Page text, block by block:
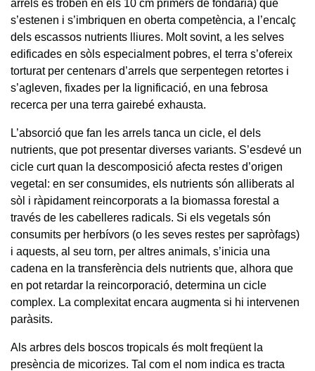
arrels es troben en els 10 cm primers de fondària) que
s’estenen i s’imbriquen en oberta competència, a l’encalç
dels escassos nutrients lliures. Molt sovint, a les selves
edificades en sòls especialment pobres, el terra s’ofereix
torturat per centenars d’arrels que serpentegen retortes i
s’agleven, fixades per la lignificació, en una febrosa
recerca per una terra gairebé exhausta.
L’absorció que fan les arrels tanca un cicle, el dels
nutrients, que pot presentar diverses variants. S’esdevé un
cicle curt quan la descomposició afecta restes d’origen
vegetal: en ser consumides, els nutrients són alliberats al
sòl i ràpidament reincorporats a la biomassa forestal a
través de les cabelleres radicals. Si els vegetals són
consumits per herbívors (o les seves restes per sapròfags)
i aquests, al seu torn, per altres animals, s’inicia una
cadena en la transferència dels nutrients que, alhora que
en pot retardar la reincorporació, determina un cicle
complex. La complexitat encara augmenta si hi intervenen
paràsits.
Als arbres dels boscos tropicals és molt freqüent la
presència de micorizes. Tal com el nom indica es tracta